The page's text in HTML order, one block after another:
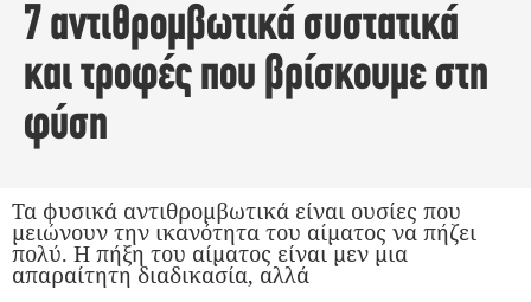
7 αντιθρομβωτικά συστατικά
και τροφές που βρίσκουμε στη
φύση
Τα φυσικά αντιθρομβωτικά είναι ουσίες που
μειώνουν την ικανότητα του αίματος να πήζει
πολύ. Η πήξη του αίματος είναι μεν μια
απαραίτητη διαδικασία, αλλά